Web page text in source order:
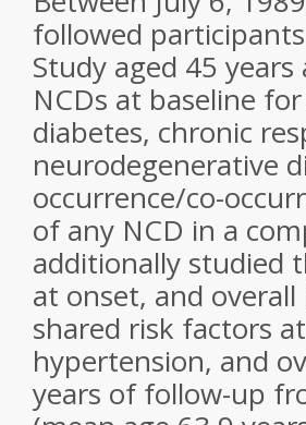
followed
Study aged 45
NCDs at baseline
diabetes, chronic
neurodegenerative
occurrence/co-
of any NCD in a
additionally studied
at onset, and
shared risk factors
hypertension, and
years of follow-up